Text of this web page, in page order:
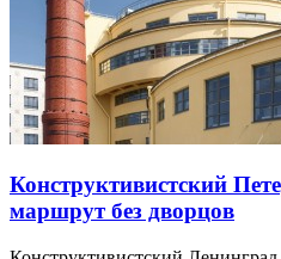
Конструктивистский
маршрут без дворцов